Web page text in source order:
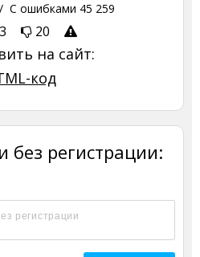
ошибками 45 259
20
на сайт:
код
регистрации: